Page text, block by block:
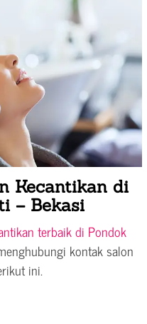
Kecantikan di
– Bekasi
terbaik di Pondok
kontak salon
ini.